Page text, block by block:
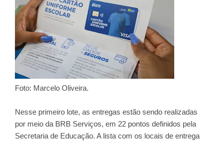
Foto: Marcelo Oliveira.
Nesse primeiro lote, as entregas estão sendo realizadas
por meio da BRB Serviços, em 22 pontos definidos pela
Secretaria de Educação. A lista com os locais de entrega